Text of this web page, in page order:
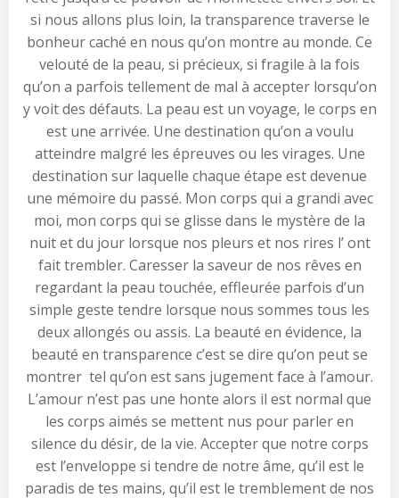
si nous allons plus loin, la transparence traverse le
bonheur caché en nous qu’on montre au monde. Ce
velouté de la peau, si précieux, si fragile à la fois
qu’on a parfois tellement de mal à accepter lorsqu’on
y voit des défauts. La peau est un voyage, le corps en
est une arrivée. Une destination qu’on a voulu
atteindre malgré les épreuves ou les virages. Une
destination sur laquelle chaque étape est devenue
une mémoire du passé. Mon corps qui a grandi avec
moi, mon corps qui se glisse dans le mystère de la
nuit et du jour lorsque nos pleurs et nos rires l’ ont
fait trembler. Caresser la saveur de nos rêves en
regardant la peau touchée, effleurée parfois d’un
simple geste tendre lorsque nous sommes tous les
deux allongés ou assis. La beauté en évidence, la
beauté en transparence c’est se dire qu’on peut se
montrer tel qu’on est sans jugement face à l’amour.
L’amour n’est pas une honte alors il est normal que
les corps aimés se mettent nus pour parler en
silence du désir, de la vie. Accepter que notre corps
est l’enveloppe si tendre de notre âme, qu’il est le
paradis de tes mains, qu’il est le tremblement de nos